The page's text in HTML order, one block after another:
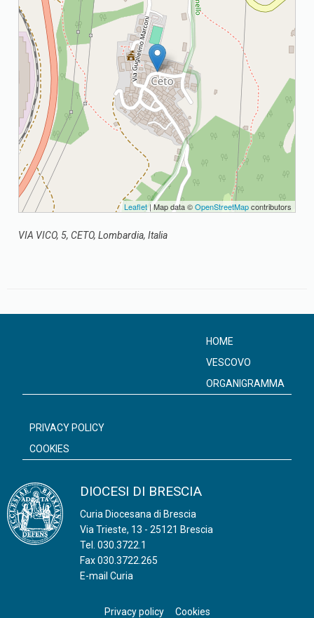
Leaflet| Map data ©OpenStreetMapcontributors
VIA VICO, 5, CETO, Lombardia, Italia
DIOCESI DI BRESCIA
Curia Diocesana di Brescia
Via Trieste, 13 - 25121 Brescia
Tel. 030.3722.1
Fax 030.3722.265
E-mail Curia
HOME
VESCOVO
ORGANIGRAMMA
PRIVACY POLICY
COOKIES
Privacy policy Cookies